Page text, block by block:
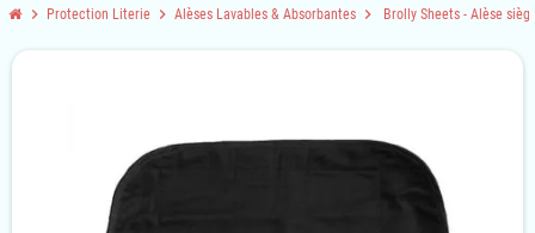
chevron_right Protection Literie chevron_right Alèses Lavables & Absorbantes chevron_right Brolly Sheets - Alèse